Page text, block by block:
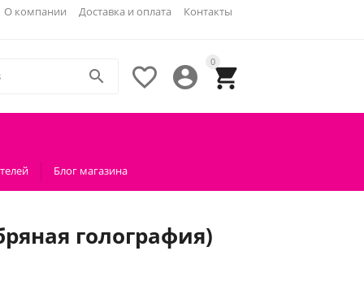
О компании Доставка и оплата Контакты
0




Блог магазина
голография)